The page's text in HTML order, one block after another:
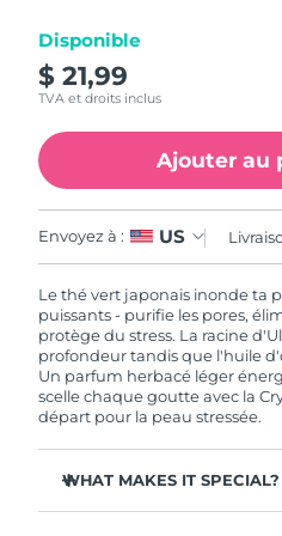
Disponible
$ 21,99
TVA et droits inclus
Ajouter au
Envoyez à : US
Le thé vert japonais inonde ta
puissants - purifie les pores,
protège du stress. La racine
profondeur tandis que l'huile
Un parfum herbacé léger
scelle chaque goutte avec la
départ pour la peau stressée.
WHAT MAKES IT SPECIAL?
R.A.S. chinoise de
Macao
Malaisie
Malte
Mexique
Monaco
Pays-Bas
Nouvelle-Zélande
Norvège